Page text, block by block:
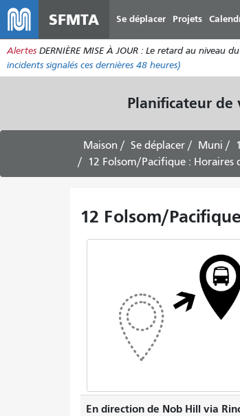
SFMTA Se déplacer Projets
Alertes DERNIÈRE MISE À JOUR : Le retard au niveau
incidents signalés ces dernières 48 heures)
Planificateur de
Maison Se déplacer Muni
12 Folsom/Pacifique : Horaires
12 Folsom/
En direction de Nob Hill via